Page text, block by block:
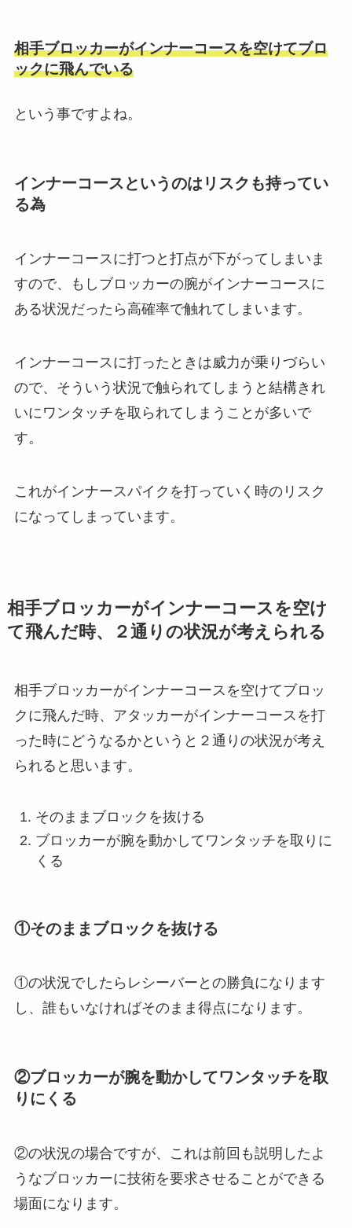
相手ブロッカーがインナーコースを空けてブロ
ックに飛んでいる
という事ですよね。
インナーコースというのはリスクも持ってい
る為
インナーコースに打つと打点が下がってしまいま
すので、もしブロッカーの腕がインナーコースに
ある状況だったら高確率で触れてしまいます。
インナーコースに打ったときは威力が乗りづらい
ので、そういう状況で触られてしまうと結構きれ
いにワンタッチを取られてしまうことが多いで
す。
これがインナースパイクを打っていく時のリスク
になってしまっています。
相手ブロッカーがインナーコースを空け
て飛んだ時、２通りの状況が考えられる
相手ブロッカーがインナーコースを空けてブロッ
クに飛んだ時、アタッカーがインナーコースを打
った時にどうなるかというと２通りの状況が考え
られると思います。
そのままブロックを抜ける
ブロッカーが腕を動かしてワンタッチを取りに
くる
①そのままブロックを抜ける
①の状況でしたらレシーバーとの勝負になります
し、誰もいなければそのまま得点になります。
②ブロッカーが腕を動かしてワンタッチを取
りにくる
②の状況の場合ですが、これは前回も説明したよ
うなブロッカーに技術を要求させることができる
場面になります。